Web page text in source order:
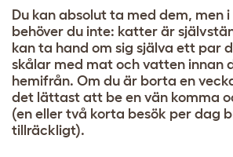
Du kan absolut ta med dem, men
behöver du inte: katter är
kan ta hand om sig själva ett par
skålar med mat och vatten innan
hemifrån. Om du är borta en
det lättast att be en vän komma
(en eller två korta besök per dag
tillräckligt).